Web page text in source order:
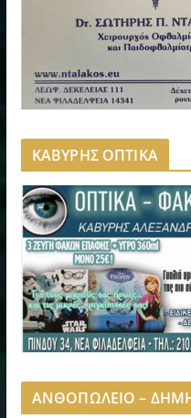
ΚΑΒΥΡΗΣ ΟΠΤΙΚΑ
ΑΝΘΟΠΩΛΕΙΟ –